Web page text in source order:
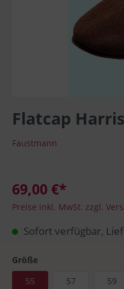
Flatcap
Faustmann
69,00 €*
Preise inkl. MwSt. zzgl.
Sofort verfügbar,
Größe
55
57 59